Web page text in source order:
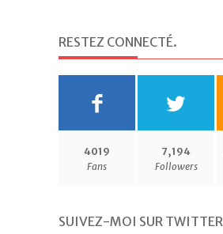
RESTEZ CONNECTÉ.
4019
Fans
7,194
Followers
SUIVEZ-MOI SUR TWITTER